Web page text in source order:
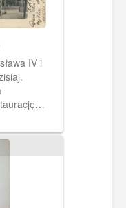
Porcie
IV i